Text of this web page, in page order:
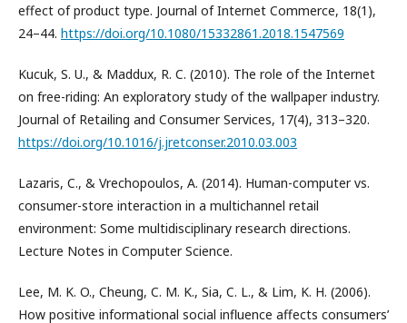
effect of product type. Journal of Internet Commerce, 18(1),
24–44. https://doi.org/10.1080/15332861.2018.1547569
Kucuk, S. U., & Maddux, R. C. (2010). The role of the Internet
on free-riding: An exploratory study of the wallpaper industry.
Journal of Retailing and Consumer Services, 17(4), 313–320.
https://doi.org/10.1016/j.jretconser.2010.03.003
Lazaris, C., & Vrechopoulos, A. (2014). Human-computer vs.
consumer-store interaction in a multichannel retail
environment: Some multidisciplinary research directions.
Lecture Notes in Computer Science.
Lee, M. K. O., Cheung, C. M. K., Sia, C. L., & Lim, K. H. (2006).
How positive informational social influence affects consumers’